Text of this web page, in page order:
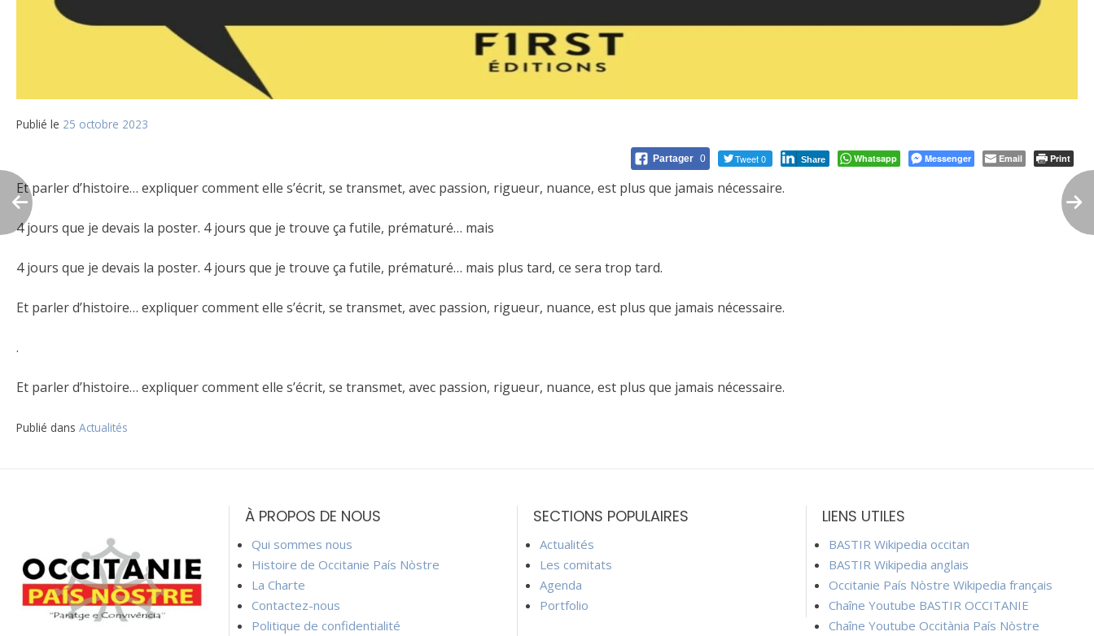
Publié le 25 octobre 2023
Partager 0 Tweet 0 Share Whatsapp Messenger Email Print
Et parler d’histoire… expliquer comment elle s’écrit, se transmet, avec passion, rigueur, nuance, est plus que jamais nécessaire.
4 jours que je devais la poster. 4 jours que je trouve ça futile, prématuré… mais
4 jours que je devais la poster. 4 jours que je trouve ça futile, prématuré… mais plus tard, ce sera trop tard.
Et parler d’histoire… expliquer comment elle s’écrit, se transmet, avec passion, rigueur, nuance, est plus que jamais nécessaire.
.
Et parler d’histoire… expliquer comment elle s’écrit, se transmet, avec passion, rigueur, nuance, est plus que jamais nécessaire.
Publié dans Actualités
l’article
À PROPOS DE NOUS
Qui sommes nous
Histoire de Occitanie País Nòstre
La Charte
Contactez-nous
Politique de confidentialité
SECTIONS POPULAIRES
Actualités
Les comitats
Agenda
Portfolio
LIENS UTILES
BASTIR Wikipedia occitan
BASTIR Wikipedia anglais
Occitanie País Nòstre Wikipedia français
Chaîne Youtube BASTIR OCCITANIE
Chaîne Youtube Occitània País Nòstre